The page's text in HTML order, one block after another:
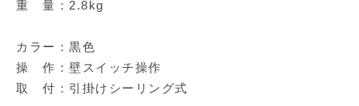
重 量：2.8kg
カラー：黒色
操 作：壁スイッチ操作
取 付：引掛けシーリング式